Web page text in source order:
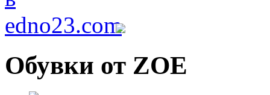
Обувки от ZOE